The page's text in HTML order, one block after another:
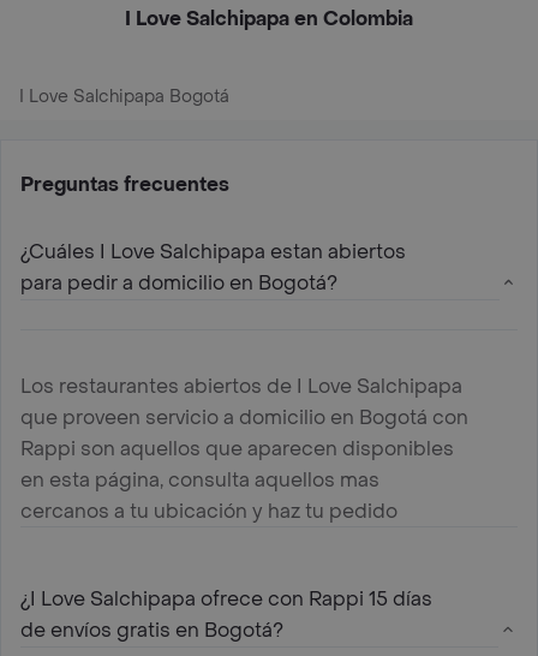
I Love Salchipapa en Colombia
I Love Salchipapa Bogotá
Preguntas frecuentes
¿Cuáles I Love Salchipapa estan abiertos
para pedir a domicilio en Bogotá?
Los restaurantes abiertos de I Love Salchipapa
que proveen servicio a domicilio en Bogotá con
Rappi son aquellos que aparecen disponibles
en esta página, consulta aquellos mas
cercanos a tu ubicación y haz tu pedido
¿I Love Salchipapa ofrece con Rappi 15 días
de envíos gratis en Bogotá?